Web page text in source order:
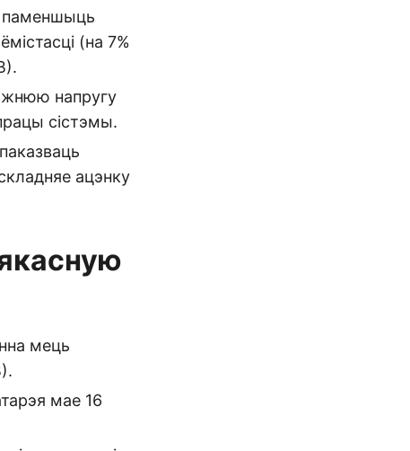
паменшыць
(на 7%
напругу
сістэмы.
ацэнку
мець
мае 16